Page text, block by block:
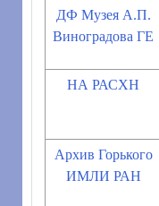
ДФ Музея А.П.
Виноградова ГЕ
НА РАСХН
Архив Горького
ИМЛИ РАН